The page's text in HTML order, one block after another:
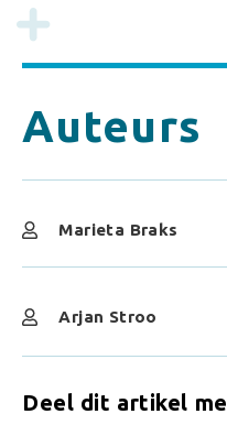
Auteurs
Marieta Braks
Arjan Stroo
Deel dit artikel